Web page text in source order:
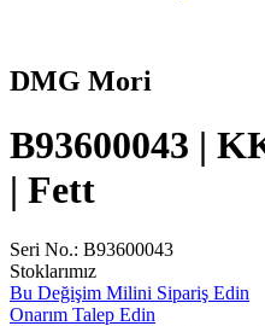
DMG Mori
B93600043 |
| Fett
Seri No.: B93600043
Stoklarımız
Bu Değişim Milini Sipariş Edin
Onarım Talep Edin